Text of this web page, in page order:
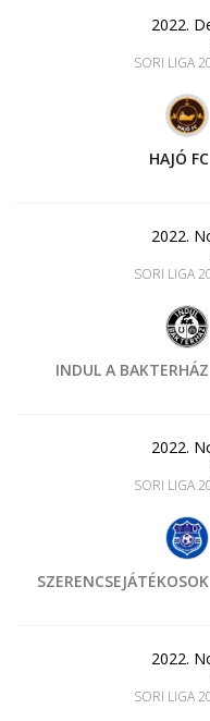
2022.
SORI LIGA
HAJÓ FC
2022.
SORI LIGA
INDUL A BAKTERHÁZ
2022.
SORI LIGA
SZERENCSEJÁTÉKOSOK
2022.
SORI LIGA